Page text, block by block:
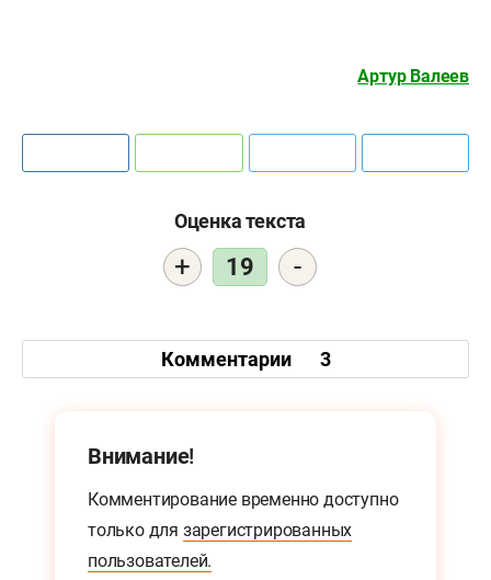
Артур Валеев
Оценка текста
+ 19 -
Комментарии 3
Внимание!
Комментирование временно доступно
только для зарегистрированных
пользователей.